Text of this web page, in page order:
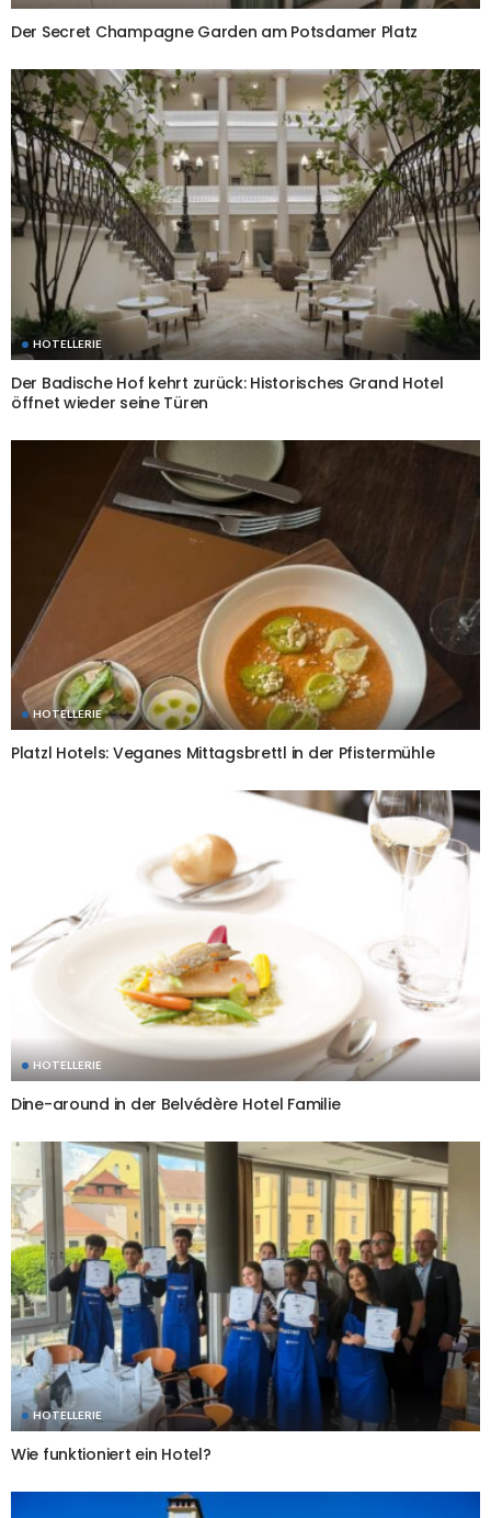
Der Secret Champagne Garden am Potsdamer Platz
HOTELLERIE
Der Badische Hof kehrt zurück: Historisches Grand Hotel
öffnet wieder seine Türen
HOTELLERIE
Platzl Hotels: Veganes Mittagsbrettl in der Pfistermühle
HOTELLERIE
Dine-around in der Belvédère Hotel Familie
HOTELLERIE
Wie funktioniert ein Hotel?